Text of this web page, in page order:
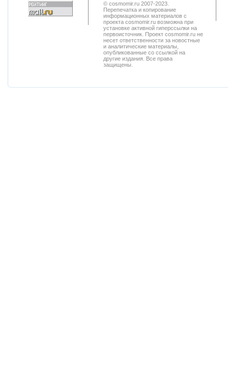
© cosmomir.ru 2007-2023.
Перепечатка и копирование
информационных материалов с
проекта cosmomir.ru возможна при
установке активной гиперссылки на
первоисточник. Проект cosmomir.ru не
несет ответственности за новостные
и аналитические материалы,
опубликованные со ссылкой на
другие издания. Все права
защищены.